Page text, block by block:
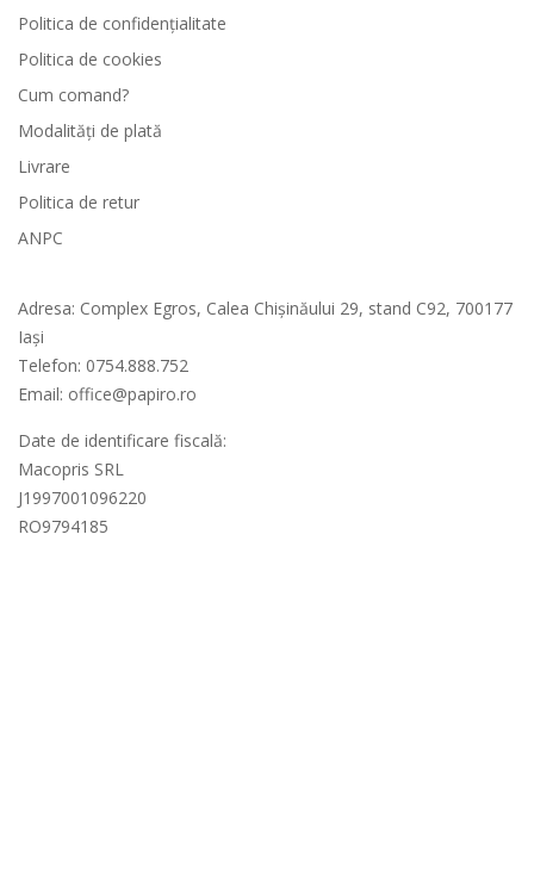
Politica de confidențialitate
Politica de cookies
Cum comand?
Modalități de plată
Livrare
Politica de retur
ANPC
Adresa: Complex Egros, Calea Chișinăului 29, stand C92, 700177
Iași
Telefon: 0754.888.752
Email: office@papiro.ro
Date de identificare fiscală:
Macopris SRL
J1997001096220
RO9794185